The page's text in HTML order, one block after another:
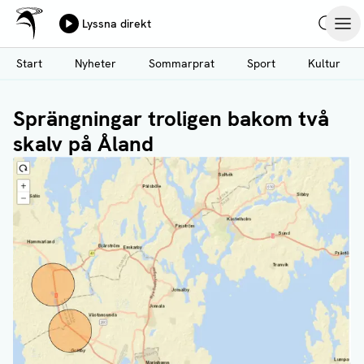
Hoppa
till
huvudinnehåll
Ålands Radio & TV
Lyssna direkt
Start
Nyheter Sommarprat Sport Kultur
Sprängningar troligen bakom två
skalv på Åland